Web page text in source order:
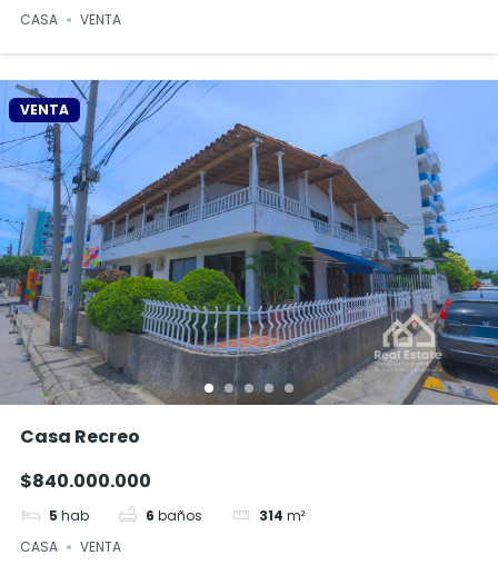
CASA
VENTA
VENTA
Casa Recreo
$840.000.000
5 hab 6 baños 314 m²
CASA
VENTA